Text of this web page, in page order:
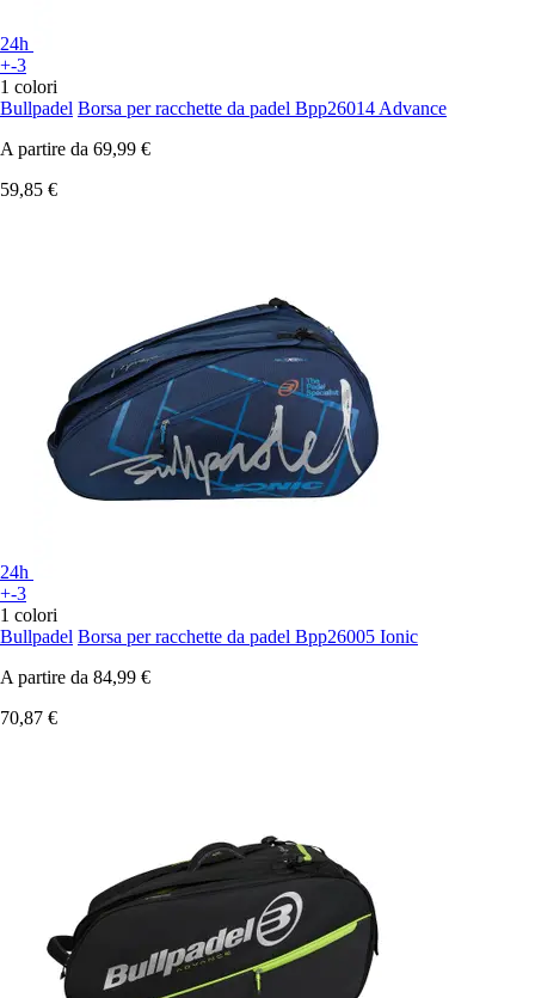
24h
+-3
1 colori
Bullpadel Borsa per racchette da padel Bpp26014 Advance
A partire da 69,99 €
59,85 €
24h
+-3
1 colori
Bullpadel Borsa per racchette da padel Bpp26005 Ionic
A partire da 84,99 €
70,87 €